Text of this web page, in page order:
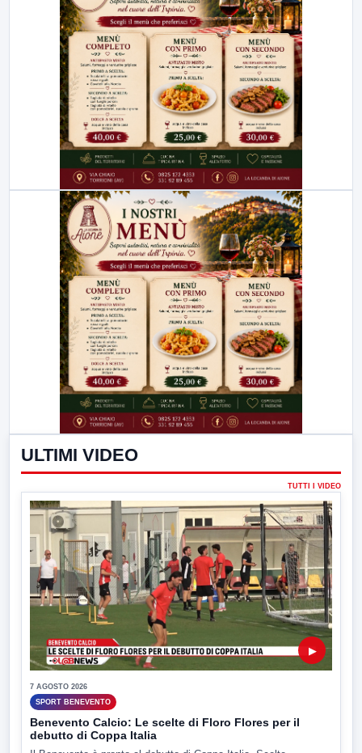
ULTIMI VIDEO
TUTTI I VIDEO
▶
7 AGOSTO 2026
SPORT BENEVENTO
Benevento Calcio: Le scelte di Floro Flores per il
debutto di Coppa Italia